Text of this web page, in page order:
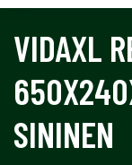
VIDAXL
SININEN